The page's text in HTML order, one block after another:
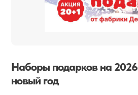
Наборы подарков на 2026
новый год